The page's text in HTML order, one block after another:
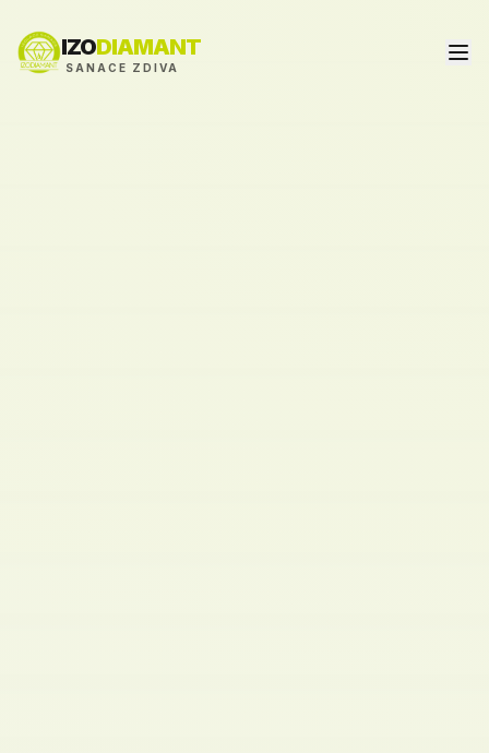
IZODIAMANT
SANACE ZDIVA